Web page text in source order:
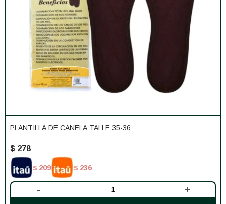
PLANTILLA DE CANELA TALLE 35-36
$ 278
$ 209 $ 236
- +